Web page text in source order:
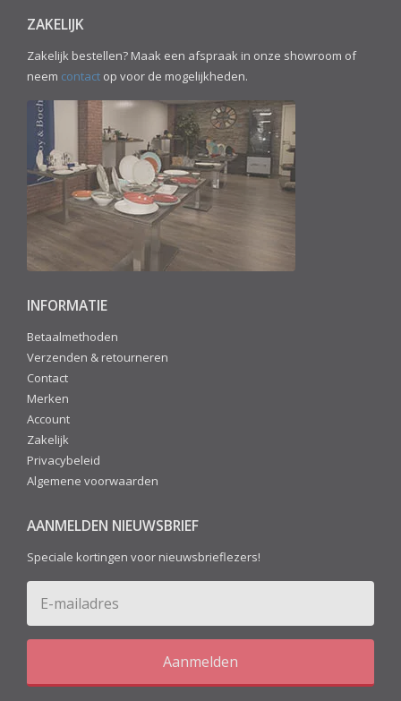
ZAKELIJK
Zakelijk bestellen? Maak een afspraak in onze showroom of
neem contact op voor de mogelijkheden.
INFORMATIE
Betaalmethoden
Verzenden & retourneren
Contact
Merken
Account
Zakelijk
Privacybeleid
Algemene voorwaarden
AANMELDEN NIEUWSBRIEF
Speciale kortingen voor nieuwsbrieflezers!
Aanmelden